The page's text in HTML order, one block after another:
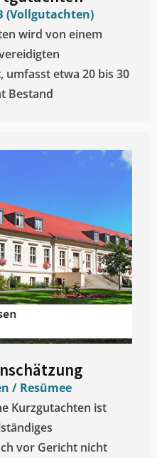
(Vollgutachten)
wird von einem
umfasst etwa 20 bis 30
Bestand
/ Resümee
Kurzgutachten ist
vor Gericht nicht